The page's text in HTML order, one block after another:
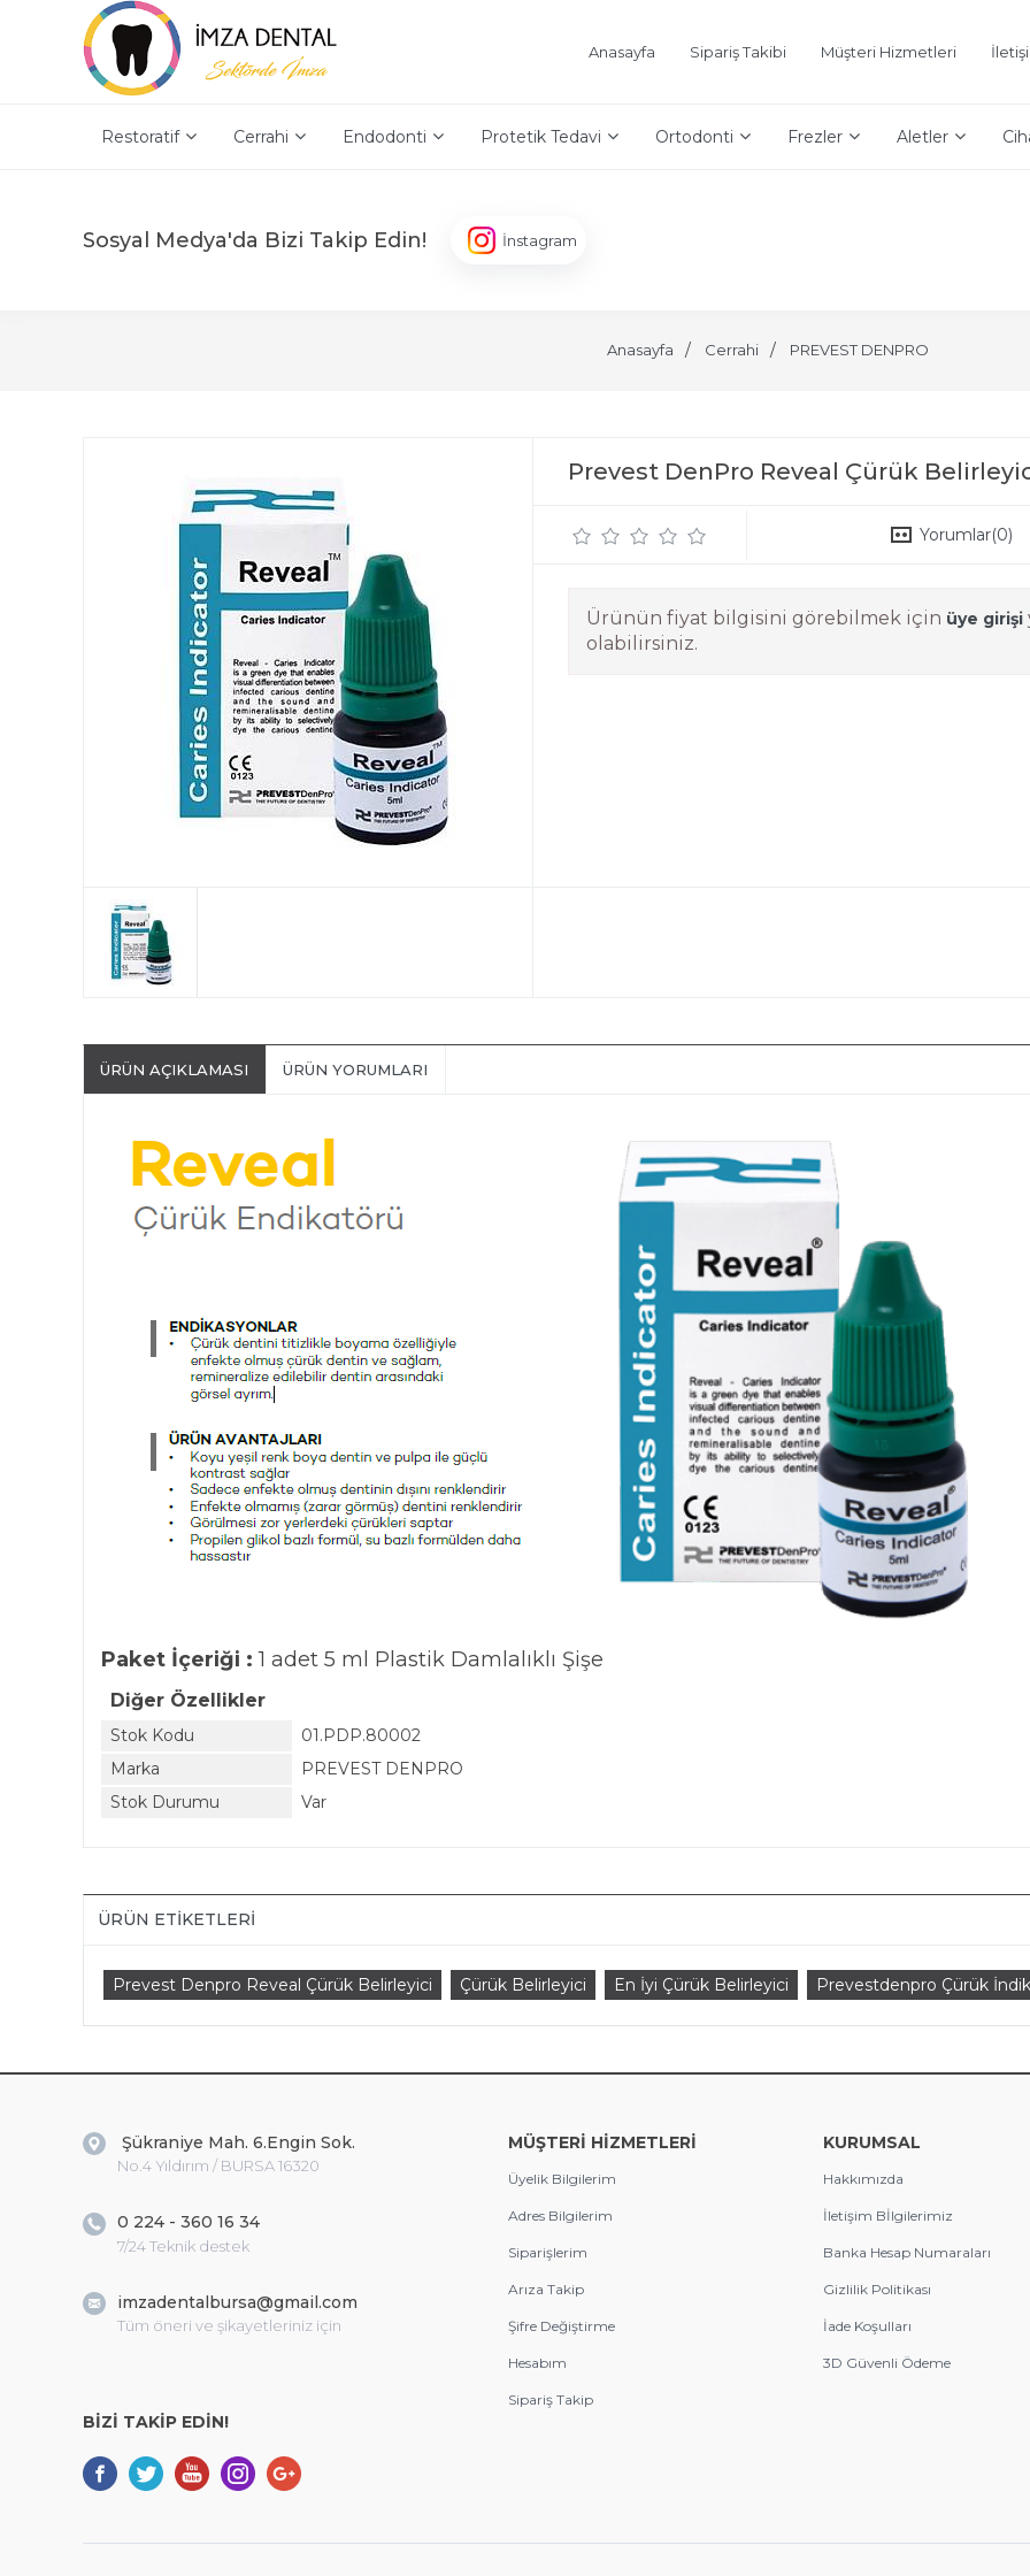
Anasayfa Sipariş Takibi Müşteri Hizmetleri
Restoratif Cerrahi Endodonti Protetik Tedavi Ortodonti Frezler Aletler
Sosyal Medya'da Bizi Takip Edin! İnstagram
Anasayfa Cerrahi PREVEST DENPRO
Prevest DenPro Reveal Çürük
Yorumlar(0)
Ürünün fiyat bilgisini görebilmek için üye girişi
olabilirsiniz.
ÜRÜN AÇIKLAMASI ÜRÜN YORUMLARI
Paket İçeriği : 1 adet 5 ml Plastik Damlalıklı Şişe
Diğer Özellikler
Stok Kodu
01.PDP.80002
Marka
PREVEST DENPRO
Stok Durumu
Var
ÜRÜN ETIKETLERI
Prevest Denpro Reveal Çürük Belirleyici Çürük Belirleyici En İyi Çürük Belirleyici Prevestdenpro Çürük
Şükraniye Mah. 6.Engin Sok.
No.4 Yıldırım / BURSA 16320
0 224 - 360 16 34
7/24 Teknik destek
imzadentalbursa@gmail.com
Tüm öneri ve şikayetleriniz için
BİZİ TAKİP EDİN!
MÜŞTERİ HİZMETLERİ
Üyelik Bilgilerim
Adres Bilgilerim
Siparişlerim
Arıza Takip
Şifre Değiştirme
Hesabım
Sipariş Takip
KURUMSAL
Hakkımızda
İletişim Bİlgilerimiz
Banka Hesap Numaraları
Gizlilik Politikası
İade Koşulları
3D Güvenli Ödeme